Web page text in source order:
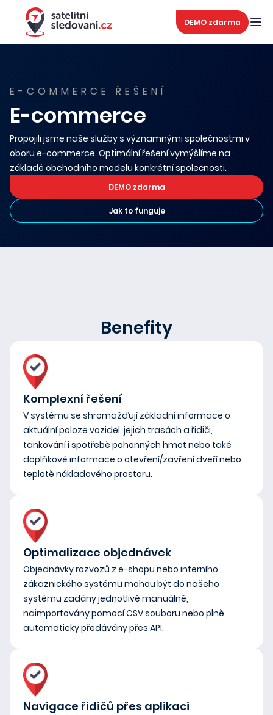
DEMO zdarma
E-COMMERCE ŘEŠENÍ
E-commerce
Propojili jsme naše služby s významnými společnostmi v
oboru e-commerce. Optimální řešení vymýšlíme na
základě obchodního modelu konkrétní společnosti.
DEMO zdarma
Jak to funguje
Benefity
Komplexní řešení
V systému se shromažďují základní informace o
aktuální poloze vozidel, jejich trasách a řidiči,
tankování i spotřebě pohonných hmot nebo také
doplňkové informace o otevření/zavření dveří nebo
teplotě nákladového prostoru.
Optimalizace objednávek
Objednávky rozvozů z e-shopu nebo interního
zákaznického systému mohou být do našeho
systému zadány jednotlivě manuálně,
naimportovány pomocí CSV souboru nebo plně
automaticky předávány přes API.
Navigace řidičů přes aplikaci